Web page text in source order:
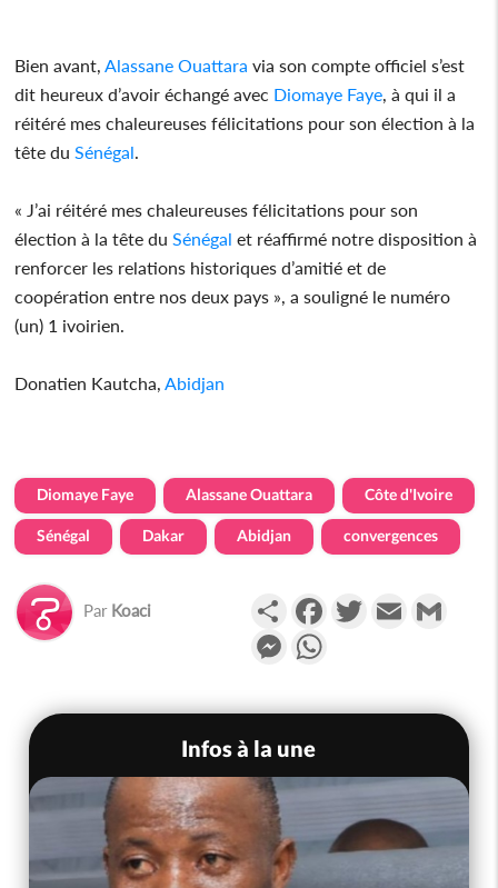
Bien avant, Alassane Ouattara via son compte officiel s’est
dit heureux d’avoir échangé avec Diomaye Faye , à qui il a
réitéré mes chaleureuses félicitations pour son élection à la
tête du Sénégal
« J’ai réitéré mes chaleureuses félicitations pour son
élection à la tête du Sénégal et réaffirmé notre disposition à
renforcer les relations historiques d’amitié et de
coopération entre nos deux pays », a souligné le numéro
(un) 1 ivoirien.
Donatien Kautcha, Abidjan
Diomaye Faye Alassane Ouattara Côte d'Ivoire
Sénégal Dakar Abidjan convergences
Par Koaci PartagerFacebookTwitterEmail
Messenger
Infos à la une